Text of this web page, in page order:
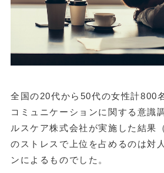
全国の20代から50代の女性計800
コミュニケーションに関する意識
ルスケア株式会社が実施した結果
のストレスで上位を占めるのは対
ンによるものでした。